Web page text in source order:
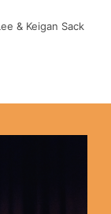
& Keigan Sack